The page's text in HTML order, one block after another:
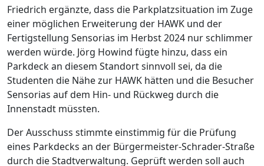
Friedrich ergänzte, dass die Parkplatzsituation im Zuge
einer möglichen Erweiterung der HAWK und der
Fertigstellung Sensorias im Herbst 2024 nur schlimmer
werden würde. Jörg Howind fügte hinzu, dass ein
Parkdeck an diesem Standort sinnvoll sei, da die
Studenten die Nähe zur HAWK hätten und die Besucher
Sensorias auf dem Hin- und Rückweg durch die
Innenstadt müssten.
Der Ausschuss stimmte einstimmig für die Prüfung
eines Parkdecks an der Bürgermeister-Schrader-Straße
durch die Stadtverwaltung. Geprüft werden soll auch